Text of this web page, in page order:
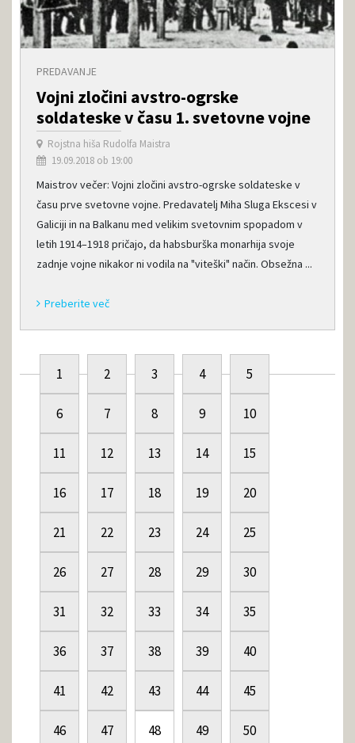
PREDAVANJE
Vojni zločini avstro-ogrske
soldateske v času 1. svetovne vojne
Rojstna hiša Rudolfa Maistra
19.09.2018 ob 19:00
Maistrov večer: Vojni zločini avstro-ogrske soldateske v
času prve svetovne vojne. Predavatelj Miha Sluga Ekscesi v
Galiciji in na Balkanu med velikim svetovnim spopadom v
letih 1914–1918 pričajo, da habsburška monarhija svoje
zadnje vojne nikakor ni vodila na "viteški" način. Obsežna ...
Preberite več
1 2 3 4 5
6 7 8 9 10
11 12 13 14 15
16 17 18 19 20
21 22 23 24 25
26 27 28 29 30
31 32 33 34 35
36 37 38 39 40
41 42 43 44 45
46 47 48 49 50